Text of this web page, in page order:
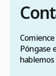
Póngase